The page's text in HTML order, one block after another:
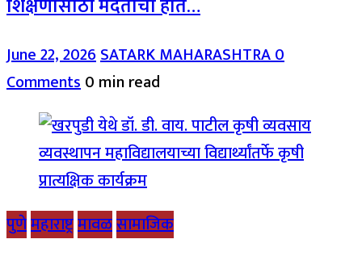
शिक्षणासाठी मदतीचा हात…
June 22, 2026SATARK MAHARASHTRA0
Comments0 min read
पुणेमहाराष्ट्रमावळसामाजिक